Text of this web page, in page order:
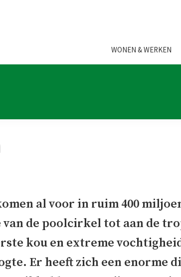
WONEN & WERKEN
al voor in ruim 400
van de poolcirkel tot aan de
kou en extreme
Er heeft zich een enorme